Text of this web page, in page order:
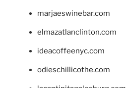
marjaeswinebar.com
elmazatlanclinton.com
ideacoffeenyc.com
odieschillicothe.com